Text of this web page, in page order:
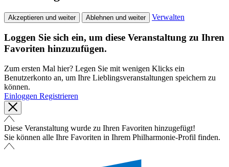
Akzeptieren und weiter Ablehnen und weiter Verwalten
Loggen Sie sich ein, um diese Veranstaltung zu Ihren
Favoriten hinzuzufügen.
Zum ersten Mal hier? Legen Sie mit wenigen Klicks ein
Benutzerkonto an, um Ihre Lieblingsveranstaltungen speichern zu
können.
Einloggen Registrieren
Diese Veranstaltung wurde zu Ihren Favoriten hinzugefügt!
Sie können alle Ihre Favoriten in Ihrem Philharmonie-Profil finden.